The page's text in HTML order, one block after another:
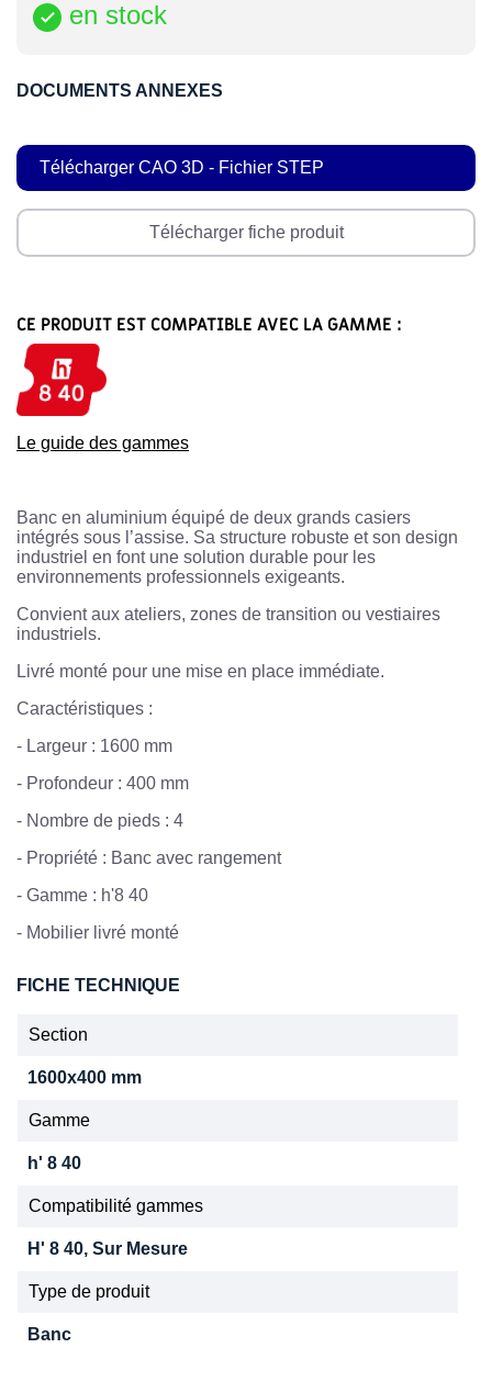
 en stock
DOCUMENTS ANNEXES
Télécharger CAO 3D - Fichier STEP
Télécharger fiche produit
CE PRODUIT EST COMPATIBLE AVEC LA GAMME :
Le guide des gammes
Banc en aluminium équipé de deux grands casiers
intégrés sous l’assise. Sa structure robuste et son design
industriel en font une solution durable pour les
environnements professionnels exigeants.
Convient aux ateliers, zones de transition ou vestiaires
industriels.
Livré monté pour une mise en place immédiate.
Caractéristiques :
- Largeur : 1600 mm
- Profondeur : 400 mm
- Nombre de pieds : 4
- Propriété : Banc avec rangement
- Gamme : h'8 40
- Mobilier livré monté
FICHE TECHNIQUE
Section
1600x400 mm
Gamme
h' 8 40
Compatibilité gammes
H' 8 40, Sur Mesure
Type de produit
Banc